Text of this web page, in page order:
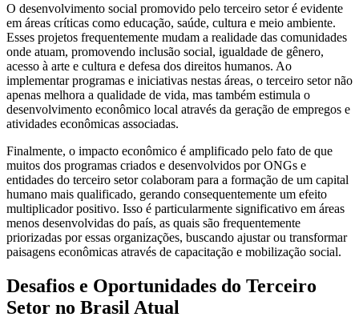
O desenvolvimento social promovido pelo terceiro setor é evidente
em áreas críticas como educação, saúde, cultura e meio ambiente.
Esses projetos frequentemente mudam a realidade das comunidades
onde atuam, promovendo inclusão social, igualdade de gênero,
acesso à arte e cultura e defesa dos direitos humanos. Ao
implementar programas e iniciativas nestas áreas, o terceiro setor não
apenas melhora a qualidade de vida, mas também estimula o
desenvolvimento econômico local através da geração de empregos e
atividades econômicas associadas.
Finalmente, o impacto econômico é amplificado pelo fato de que
muitos dos programas criados e desenvolvidos por ONGs e
entidades do terceiro setor colaboram para a formação de um capital
humano mais qualificado, gerando consequentemente um efeito
multiplicador positivo. Isso é particularmente significativo em áreas
menos desenvolvidas do país, as quais são frequentemente
priorizadas por essas organizações, buscando ajustar ou transformar
paisagens econômicas através de capacitação e mobilização social.
Desafios e Oportunidades do Terceiro
Setor no Brasil Atual